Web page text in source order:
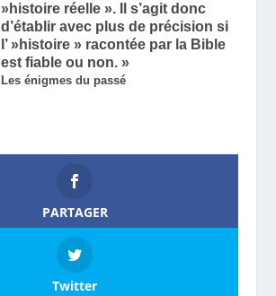
»histoire réelle ». Il s’agit donc
d’établir avec plus de précision si
l’ »histoire » racontée par la Bible
est fiable ou non. »
Les énigmes du passé
PARTAGER
Twitter